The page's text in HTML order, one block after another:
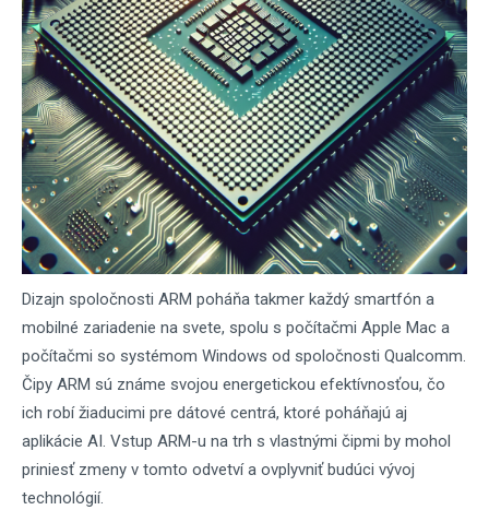
Dizajn spoločnosti ARM poháňa takmer každý smartfón a
mobilné zariadenie na svete, spolu s počítačmi Apple Mac a
počítačmi so systémom Windows od spoločnosti Qualcomm.
Čipy ARM sú známe svojou energetickou efektívnosťou, čo
ich robí žiaducimi pre dátové centrá, ktoré poháňajú aj
aplikácie AI. Vstup ARM-u na trh s vlastnými čipmi by mohol
priniesť zmeny v tomto odvetví a ovplyvniť budúci vývoj
technológií.